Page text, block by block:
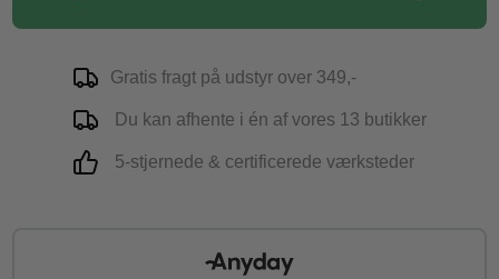
Gratis fragt på udstyr over 349,-
Du kan afhente i én af vores 13 butikker
5-stjernede & certificerede værksteder